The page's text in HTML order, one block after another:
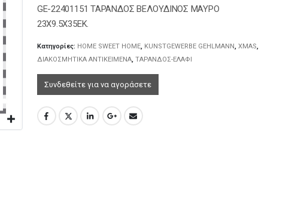
GE-22401151 ΤΑΡΑΝΔΟΣ ΒΕΛΟΥΔΙΝΟΣ ΜΑΥΡΟ
23X9.5X35EK.
Κατηγορίες: HOME SWEET HOME, KUNSTGEWERBE GEHLMANN XMAS
ΔΙΑΚΟΣΜΗΤΙΚΑ ΑΝΤΙΚΕΙΜΕΝΑ, ΤΑΡΑΝΔΟΣ-ΕΛΑΦΙ
Συνδεθείτε για να αγοράσετε